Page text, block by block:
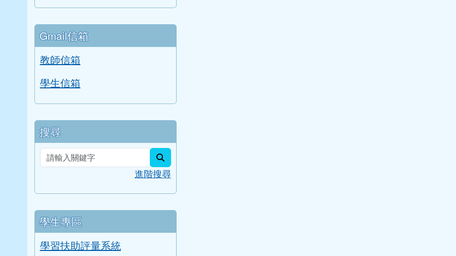
Gmail信箱
教師信箱
學生信箱
搜尋
search
進階搜尋
學生專區
學習扶助評量系統